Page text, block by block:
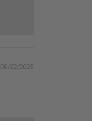
06/22/2025